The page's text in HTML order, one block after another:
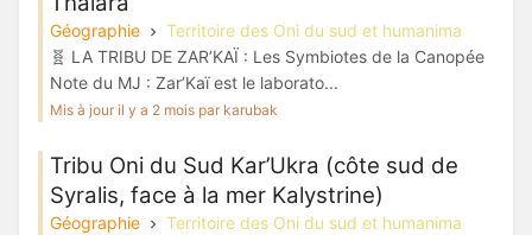
Géographie
Territoire des Oni du sud et humanima
🧬 LA TRIBU DE ZAR’KAÏ : Les Symbiotes de la Canopée
Note du MJ : Zar’Kaï est le laborato...
Mis à jour il y a 2 mois par karubak
Tribu Oni du Sud Kar’Ukra (côte sud de
Syralis, face à la mer Kalystrine)
Géographie
Territoire des Oni du sud et humanima